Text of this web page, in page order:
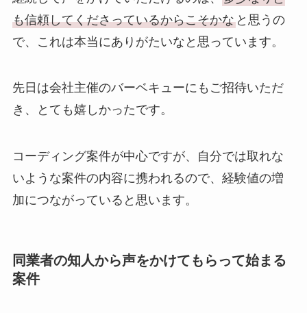
も信頼してくださっているからこそかなと思うの
で、これは本当にありがたいなと思っています。
先日は会社主催のバーベキューにもご招待いただ
き、とても嬉しかったです。
コーディング案件が中心ですが、自分では取れな
いような案件の内容に携われるので、経験値の増
加につながっていると思います。
同業者の知人から声をかけてもらって始まる
案件